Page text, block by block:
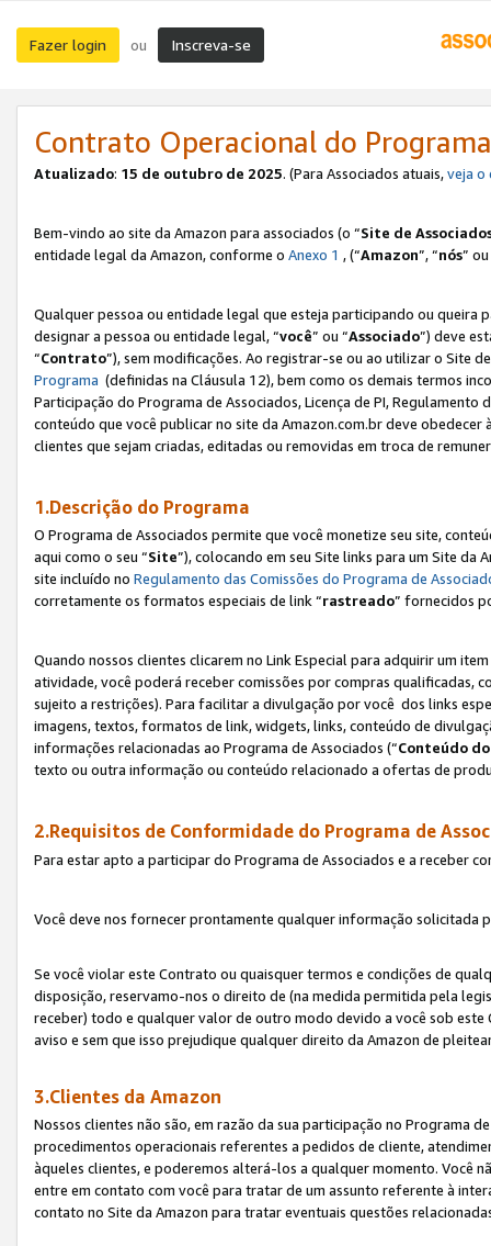
Fazer login ou Inscreva-se
Contrato Operacional do
Atualizado: 15 de outubro de 2025. (Para Associados atuais,veja o
Bem-vindo ao site da Amazon para associados (o “Site de
entidade legal da Amazon, conforme o Anexo 1 , (“Amazon”, “nós”
Qualquer pessoa ou entidade legal que esteja participando ou queira
designar a pessoa ou entidade legal, “você” ou “Associado”) deve
“Contrato”), sem modificações. Ao registrar-se ou ao utilizar o Site
Programa (definidas na Cláusula 12), bem como os demais termos
Participação do Programa de Associados, Licença de PI,
conteúdo que você publicar no site da Amazon.com.br deve
clientes que sejam criadas, editadas ou removidas em troca de
1.Descrição do Programa
O Programa de Associados permite que você monetize seu site,
aqui como o seu “Site”), colocando em seu Site links para um Site da
site incluído no Regulamento das Comissões do Programa de
corretamente os formatos especiais de link “rastreado” fornecidos
Quando nossos clientes clicarem no Link Especial para adquirir um
atividade, você poderá receber comissões por compras qualificadas,
sujeito a restrições). Para facilitar a divulgação por você dos links
imagens, textos, formatos de link, widgets, links, conteúdo de
informações relacionadas ao Programa de Associados (“Conteúdo
texto ou outra informação ou conteúdo relacionado a ofertas de
2.Requisitos de Conformidade do Programa de
Para estar apto a participar do Programa de Associados e a receber
Você deve nos fornecer prontamente qualquer informação solicitada
Se você violar este Contrato ou quaisquer termos e condições de
disposição, reservamo-nos o direito de (na medida permitida pela
receber) todo e qualquer valor de outro modo devido a você sob
aviso e sem que isso prejudique qualquer direito da Amazon de
3.Clientes da Amazon
Nossos clientes não são, em razão da sua participação no Programa
procedimentos operacionais referentes a pedidos de cliente,
àqueles clientes, e poderemos alterá-los a qualquer momento. Você
entre em contato com você para tratar de um assunto referente à
contato no Site da Amazon para tratar eventuais questões